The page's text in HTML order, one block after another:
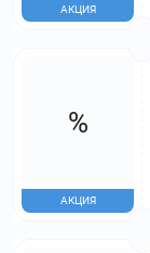
АКЦИЯ
%
АКЦИЯ